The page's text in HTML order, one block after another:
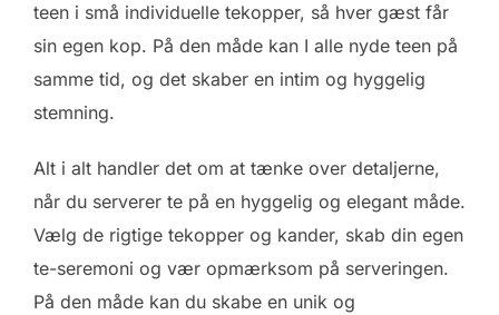
teen i små individuelle tekopper, så hver gæst får
sin egen kop. På den måde kan I alle nyde teen på
samme tid, og det skaber en intim og hyggelig
stemning.
Alt i alt handler det om at tænke over detaljerne,
når du serverer te på en hyggelig og elegant måde.
Vælg de rigtige tekopper og kander, skab din egen
te-seremoni og vær opmærksom på serveringen.
På den måde kan du skabe en unik og